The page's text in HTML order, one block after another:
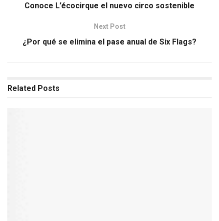
Conoce L’écocirque el nuevo circo sostenible
Next Post
¿Por qué se elimina el pase anual de Six Flags?
Related Posts